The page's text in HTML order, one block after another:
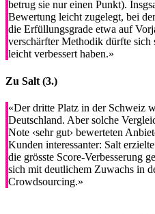
betrug sie nur einen Punkt).
Bewertung leicht zugelegt, bei
die Erfüllungsgrade etwa auf
verschärfter Methodik dürfte sich
leicht verbessert haben.»
Zu Salt (3.)
«Der dritte Platz in der Schweiz
Deutschland. Aber solche
Note ‹sehr gut› bewerteten
Kunden interessanter: Salt
die grösste Score-Verbesserung
sich mit deutlichem Zuwachs in
Crowdsourcing.»